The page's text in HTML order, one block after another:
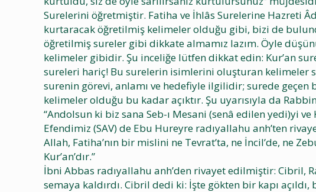
Surelerini öğretmiştir. Fatiha ve İhlâs Surelerine Hazreti
kurtaracak öğretilmiş kelimeler olduğu gibi, bizi de
öğretilmiş sureler gibi dikkate almamız lazım. Öyle
kelimeler gibidir. Şu inceliğe lütfen dikkat edin: Kur’an
sureleri hariç! Bu surelerin isimlerini oluşturan kelimeler
surenin görevi, anlamı ve hedefiyle ilgilidir; surede
kelimeler olduğu bu kadar açıktır. Şu uyarısıyla da
“Andolsun ki biz sana Seb-ı Mesani (senâ edilen yedi)yi ve
Efendimiz (SAV) de Ebu Hureyre radıyallahu anh’ten
Allah, Fatiha’nın bir mislini ne Tevrat’ta, ne İncil’de, ne
Kur’an’dır.”
İbni Abbas radıyallahu anh’den rivayet edilmiştir: Cibril,
semaya kaldırdı. Cibril dedi ki: İşte gökten bir kapı